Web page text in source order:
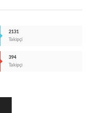
2131
Takipçi
394
Takipçi